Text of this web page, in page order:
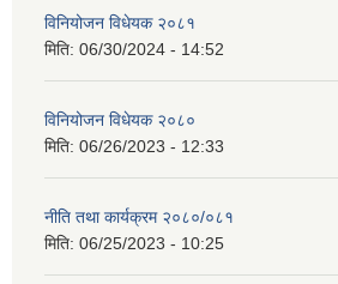
विनियोजन विधेयक २०८१
मिति: 06/30/2024 - 14:52
विनियोजन विधेयक २०८०
मिति: 06/26/2023 - 12:33
नीति तथा कार्यक्रम २०८०/०८१
मिति: 06/25/2023 - 10:25